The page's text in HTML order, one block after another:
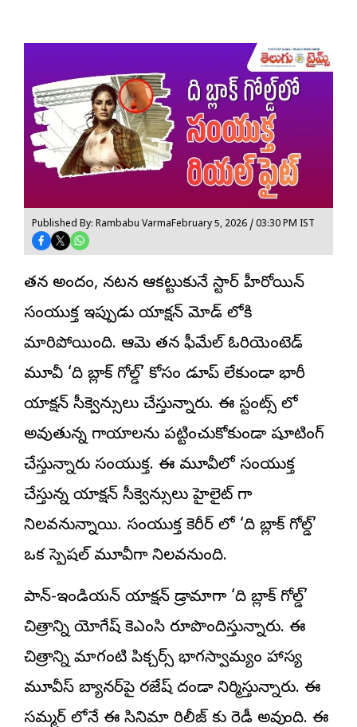
Published By: Rambabu VarmaFebruary 5, 2026 / 03:30 PM IST
తన అందం, నటనతో ఆకట్టుకునే స్టార్ హీరోయిన్
సంయుక్త ఇప్పుడు యాక్షన్ మోడ్ లోకి
మారిపోయింది. ఆమె తన ఫీమేల్ ఓరియెంటెడ్
మూవీ ‘ది బ్లాక్ గోల్డ్’ కోసం డూప్ లేకుండా భారీ
యాక్షన్ సీక్వెన్సులు చేస్తున్నారు. ఈ స్టంట్స్ లో
అవుతున్న గాయాలను పట్టించుకోకుండా షూటింగ్
చేస్తున్నారు సంయుక్త. ఈ మూవీలో సంయుక్త
చేస్తున్న యాక్షన్ సీక్వెన్సులు హైలైట్ గా
నిలవనున్నాయి. సంయుక్త కెరీర్ లో ‘ది బ్లాక్ గోల్డ్’
ఒక స్పెషల్ మూవీగా నిలవనుంది.
పాన్-ఇండియన్ యాక్షన్ డ్రామాగా ‘ది బ్లాక్ గోల్డ్’
చిత్రాన్ని యోగేష్ కెఎంసి రూపొందిస్తున్నారు. ఈ
చిత్రాన్ని మాగంటి పిక్చర్స్ భాగస్వామ్యంతో హాస్య
మూవీస్ బ్యానర్‌పై రజేష్ దండా నిర్మిస్తున్నారు. ఈ
సమ్మర్ లోనే ఈ సినిమా రిలీజ్ కు రెడీ అవుతోంది. ఈ